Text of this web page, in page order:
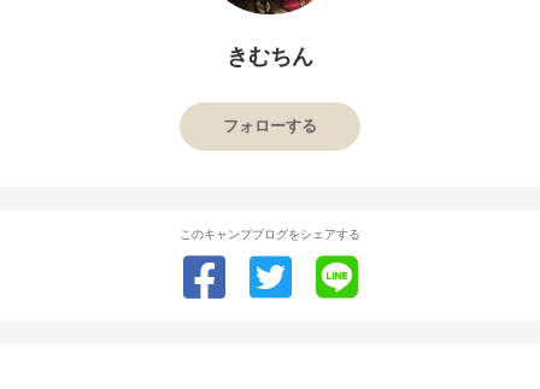
きむちん
フォローする
このキャンプブログをシェアする